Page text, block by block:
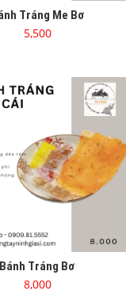
Tráng Me Bơ
5,500
Bánh Tráng Bơ
8,000